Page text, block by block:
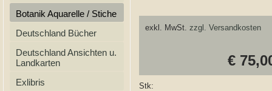
Botanik Aquarelle / Stiche
Deutschland Bücher
Deutschland Ansichten u.
Landkarten
Exlibris
exkl. MwSt. zzgl. Versandkosten
€
Stk: